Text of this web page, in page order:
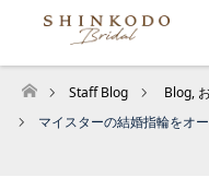
ホーム
Staff Blog Blog,
マイスターの結婚指輪をオ